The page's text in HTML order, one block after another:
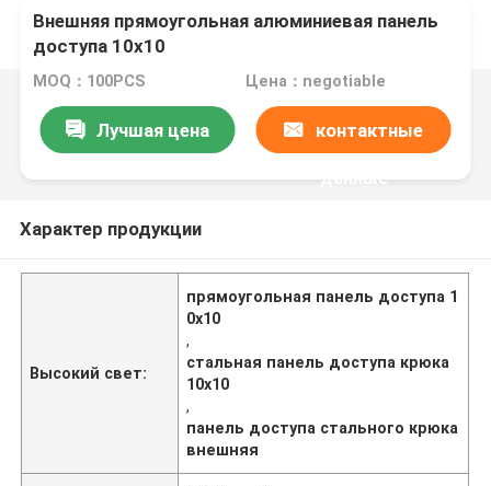
Внешняя прямоугольная алюминиевая панель
доступа 10x10
MOQ：100PCS Цена：negotiable
Лучшая цена контактные
данные
Характер продукции
Высокий свет:
прямоугольная панель доступа 1
0x10
,
стальная панель доступа крюка
10x10
,
панель доступа стального крюка
внешняя